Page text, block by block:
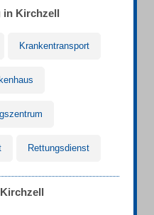
in Kirchzell
Krankentransport
Rettungsdienst